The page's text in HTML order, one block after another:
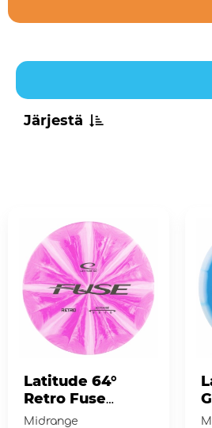
Järjestä
Latitude 64°
Retro Fuse
Pink/White
Midrange